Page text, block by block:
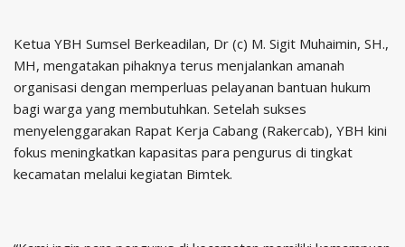
Ketua YBH Sumsel Berkeadilan, Dr (c) M. Sigit Muhaimin, SH.,
MH, mengatakan pihaknya terus menjalankan amanah
organisasi dengan memperluas pelayanan bantuan hukum
bagi warga yang membutuhkan. Setelah sukses
menyelenggarakan Rapat Kerja Cabang (Rakercab), YBH kini
fokus meningkatkan kapasitas para pengurus di tingkat
kecamatan melalui kegiatan Bimtek.